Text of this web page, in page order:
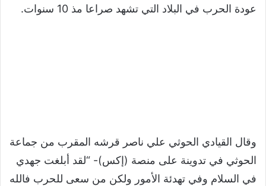
عودة الحرب في البلاد التي تشهد صراعا مذ 10 سنوات.
وقال القيادي الحوثي علي ناصر قرشه المقرب من جماعة
الحوثي في تدوينة على منصة (إكس)- “لقد أبلغت جهدي
في السلام وفي تهدئة الأمور ولكن من سعى للحرب فالله